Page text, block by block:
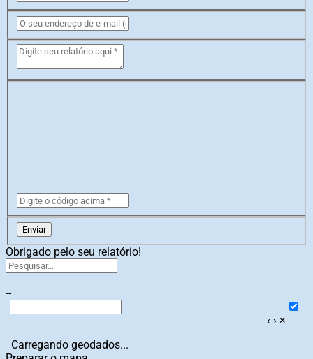
Enviar
Obrigado pelo seu relatório!
--
‹ › ×
Carregando geodados...